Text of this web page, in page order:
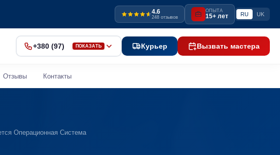
4.6
248 отзывов
ОПЫТА
15+ лет RU UK
+380 (97) ПОКАЗАТЬ Курьер Вызвать мастера
Отзывы Контакты
Операционная Система